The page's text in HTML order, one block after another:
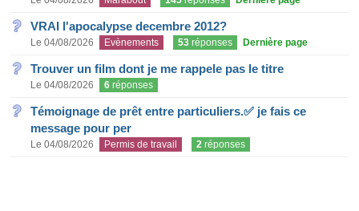
VRAI l'apocalypse decembre 2012?
Le 04/08/2026 Evènements 53 réponses Dernière page
Trouver un film dont je me rappele pas le titre
Le 04/08/2026 6 réponses
Témoignage de prêt entre particuliers.✅ je fais ce
message pour per
Le 04/08/2026 Permis de travail 2 réponses